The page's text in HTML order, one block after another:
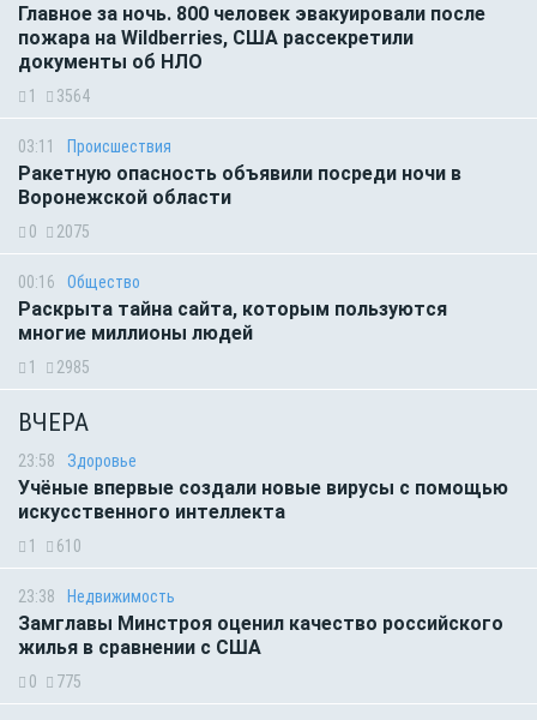
Главное за ночь. 800 человек эвакуировали после
пожара на Wildberries, США рассекретили
документы об НЛО
1 3564
03:11 Происшествия
Ракетную опасность объявили посреди ночи в
Воронежской области
0 2075
00:16 Общество
Раскрыта тайна сайта, которым пользуются
многие миллионы людей
1 2985
ВЧЕРА
23:58 Здоровье
Учёные впервые создали новые вирусы с помощью
искусственного интеллекта
1 610
23:38 Недвижимость
Замглавы Минстроя оценил качество российского
жилья в сравнении с США
0 775